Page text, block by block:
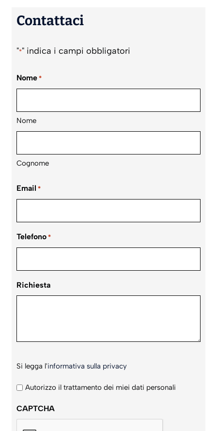
Contattaci
"*" indica i campi obbligatori
Nome *
Nome
Cognome
Email *
Telefono *
Richiesta
legga
l'informativa
privacy
Si legga l'informativa sulla privacy
Autorizzo il trattamento dei miei dati personali
CAPTCHA